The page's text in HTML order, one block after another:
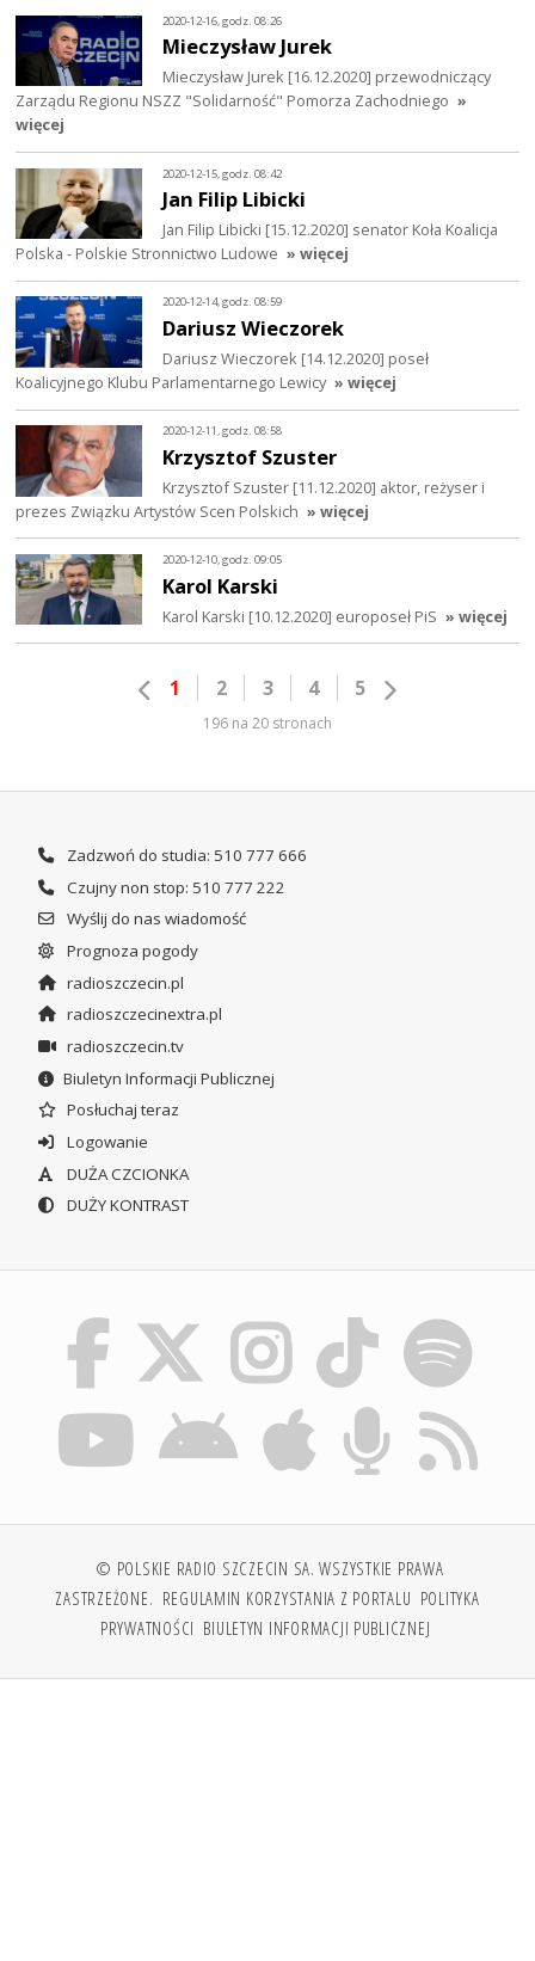
2020-12-16, godz. 08:26
Mieczysław Jurek
Mieczysław Jurek [16.12.2020] przewodniczący
Zarządu Regionu NSZZ "Solidarność" Pomorza Zachodniego »
więcej
2020-12-15, godz. 08:42
Jan Filip Libicki
Jan Filip Libicki [15.12.2020] senator Koła Koalicja
Polska - Polskie Stronnictwo Ludowe » więcej
2020-12-14, godz. 08:59
Dariusz Wieczorek
Dariusz Wieczorek [14.12.2020] poseł
Koalicyjnego Klubu Parlamentarnego Lewicy » więcej
2020-12-11, godz. 08:58
Krzysztof Szuster
Krzysztof Szuster [11.12.2020] aktor, reżyser i
prezes Związku Artystów Scen Polskich » więcej
2020-12-10, godz. 09:05
Karol Karski
Karol Karski [10.12.2020] europoseł PiS » więcej
1 2 3 4 5
196 na 20 stronach
Zadzwoń do studia: 510 777 666
Czujny non stop: 510 777 222
Wyślij do nas wiadomość
Prognoza pogody
radioszczecin.pl
radioszczecinextra.pl
radioszczecin.tv
Biuletyn Informacji Publicznej
Posłuchaj teraz
Logowanie
DUŻA CZCIONKA
DUŻY KONTRAST
© POLSKIE RADIO SZCZECIN SA. WSZYSTKIE PRAWA
ZASTRZEŻONE. REGULAMIN KORZYSTANIA Z PORTALU POLITYKA
PRYWATNOŚCI BIULETYN INFORMACJI PUBLICZNEJ